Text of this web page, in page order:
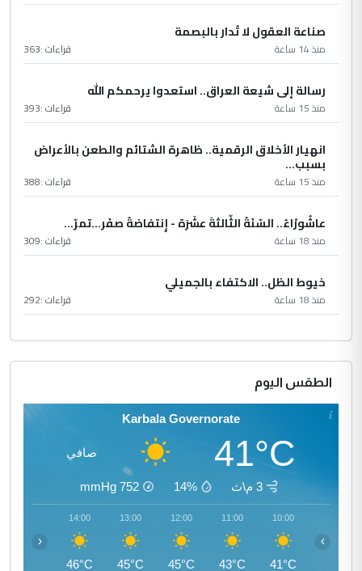
صناعة العقول لا تُدار بالبصمة
منذ 14 ساعة قراءات :363
رسالة إلى شيعة العراق.. استعدوا يرحمكم الله
منذ 15 ساعة قراءات :393
انهيار الأخلاق الرقمية.. ظاهرة الشتائم والطعن بالأعراض
بسبب...
منذ 15 ساعة قراءات :388
عاشُورْاءُ.. السّنَةُ الثّالثةَ عشَرَة - إِنتفاضةُ صفَر…تمرّ...
منذ 18 ساعة قراءات :309
خيوط الظل.. الاكتفاء بالجميلي
منذ 18 ساعة قراءات :292
الطقس اليوم
Karbala Governorate
41°C صافي
3 م\ث 14%
752
mmHg
10:00
41°C
11:00
43°C
12:00
45°C
13:00
45°C
14:00
46°C
‹ ›